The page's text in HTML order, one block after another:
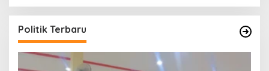
Politik Terbaru